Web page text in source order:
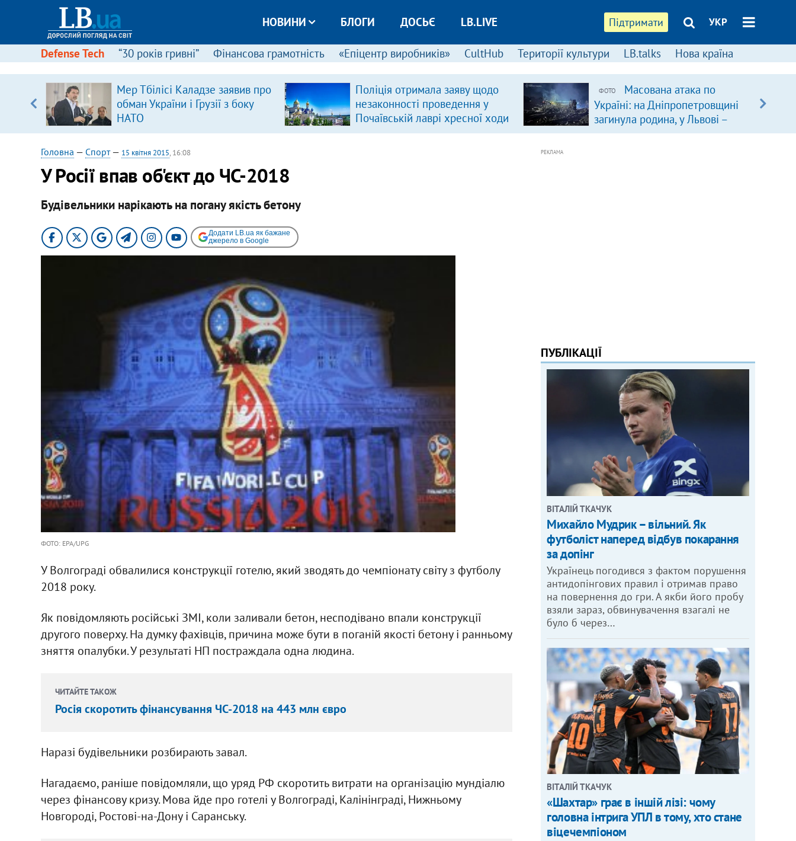
Підтримати УКР
НОВИНИ БЛОГИ ДОСЬЄ LB.LIVE
Defense Tech “30 років гривні” Фінансова грамотність «Епіцентр виробників» CultHub Території культури LB.talks Нова країна
Мер Тбілісі Каладзе заявив про
обман України і Грузії з боку
НАТО
Поліція отримала заяву щодо
незаконності проведення у
Почаївській лаврі хресної ходи
ФОТО
Масована атака по
Україні: на Дніпропетровщині
загинула родина, у Львові –
удар по багатоповерхівках
Головна — Спорт— 15 квітня 2015, 16:08
У Росії впав об'єкт до ЧС-2018
Будівельники нарікають на погану якість бетону
Додати LB.ua як бажане
джерело в Google
ФОТО: EPA/UPG
У Волгограді обвалилися конструкції готелю, який зводять до чемпіонату світу з футболу
2018 року.
Як повідомляють російські ЗМІ, коли заливали бетон, несподівано впали конструкції
другого поверху. На думку фахівців, причина може бути в поганій якості бетону і ранньому
зняття опалубки. У результаті НП постраждала одна людина.
ЧИТАЙТЕ ТАКОЖ
Росія скоротить фінансування ЧС-2018 на 443 млн євро
Наразі будівельники розбирають завал.
Нагадаємо, раніше повідомляли, що уряд РФ скоротить витрати на організацію мундіалю
через фінансову кризу. Мова йде про готелі у Волгограді, Калінінграді, Нижньому
Новгороді, Ростові-на-Дону і Саранську.
РЕКЛАМА
ПУБЛІКАЦІЇ
ВІТАЛІЙ ТКАЧУК
Михайло Мудрик – вільний. Як
футболіст наперед відбув покарання
за допінг
Українець погодився з фактом порушення
антидопінгових правил і отримав право
на повернення до гри. А якби його пробу
взяли зараз, обвинувачення взагалі не
було б через…
ВІТАЛІЙ ТКАЧУК
«Шахтар» грає в іншій лізі: чому
головна інтрига УПЛ в тому, хто стане
віцечемпіоном